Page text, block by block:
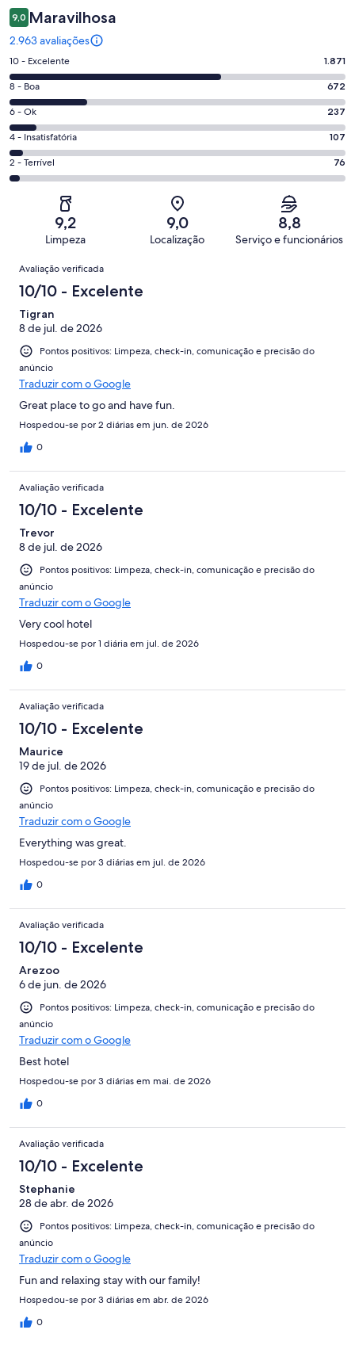
9,0 Maravilhosa
2.963 avaliações
Nota
10
-
Excelente.
1871
de
2963
avaliações
10 - Excelente 1.871
Nota
8
-
Boa.
672
de
avaliações
8 - Boa 672
Nota
6
-
Ok.
237
avaliações
6 - Ok 237
Nota
4
-
4 - Insatisfatória 107
Nota
2
2963
2 - Terrível 76
9,2
Limpeza
9,0
Localização
8,8
Serviço e funcionários
Avaliações
Avaliação verificada
10/10 - Excelente
Tigran
8 de jul. de 2026
Pontos positivos: Limpeza, check-in, comunicação e precisão do
anúncio
Traduzir com o Google
Great place to go and have fun.
Hospedou-se por 2 diárias em jun. de 2026
0
Avaliação verificada
10/10 - Excelente
Trevor
8 de jul. de 2026
Pontos positivos: Limpeza, check-in, comunicação e precisão do
anúncio
Traduzir com o Google
Very cool hotel
Hospedou-se por 1 diária em jul. de 2026
0
Avaliação verificada
10/10 - Excelente
Maurice
19 de jul. de 2026
Pontos positivos: Limpeza, check-in, comunicação e precisão do
anúncio
Traduzir com o Google
Everything was great.
Hospedou-se por 3 diárias em jul. de 2026
0
Avaliação verificada
10/10 - Excelente
Arezoo
6 de jun. de 2026
Pontos positivos: Limpeza, check-in, comunicação e precisão do
anúncio
Traduzir com o Google
Best hotel
Hospedou-se por 3 diárias em mai. de 2026
0
Avaliação verificada
10/10 - Excelente
Stephanie
28 de abr. de 2026
Pontos positivos: Limpeza, check-in, comunicação e precisão do
anúncio
Traduzir com o Google
Fun and relaxing stay with our family!
Hospedou-se por 3 diárias em abr. de 2026
0